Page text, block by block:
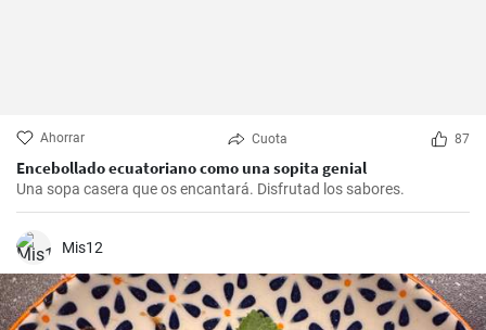
Ahorrar Cuota 87
Encebollado ecuatoriano como una sopita genial
Una sopa casera que os encantará. Disfrutad los sabores.
Mis12